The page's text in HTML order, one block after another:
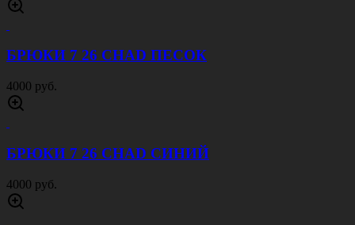
БРЮКИ 7 26 CHAD ПЕСОК
4000 руб.
БРЮКИ 7 26 CHAD СИНИЙ
4000 руб.